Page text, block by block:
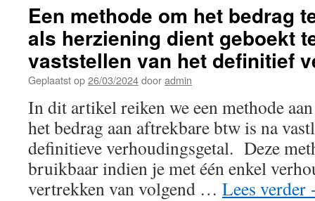
exporteren
naar
een
extern
werkblad
(vb.
Excel)
Een methode om het bedrag
als herziening dient geboekt
vaststellen van het definitief
Geplaatst op26/03/2024dooradmin
In dit artikel reiken we een methode
het bedrag aan aftrekbare btw is na
definitieve verhoudingsgetal. Deze
bruikbaar indien je met één enkel
vertrekken van volgend … Lees verder